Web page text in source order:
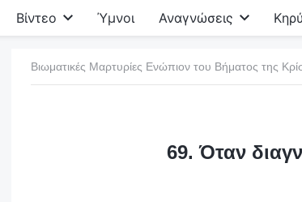
Βίντεο Ύμνοι Αναγνώσεις
Βιωματικές Μαρτυρίες Ενώπιον του Βήματος της
69. Όταν